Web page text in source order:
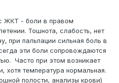
ЖКТ - боли в правом
Тошнота, слабость, нет
при пальпации сильная боль в
эти боли сопровождаются
Часто при этом возникает
хотя температура нормальная.
полости, анализы крови)